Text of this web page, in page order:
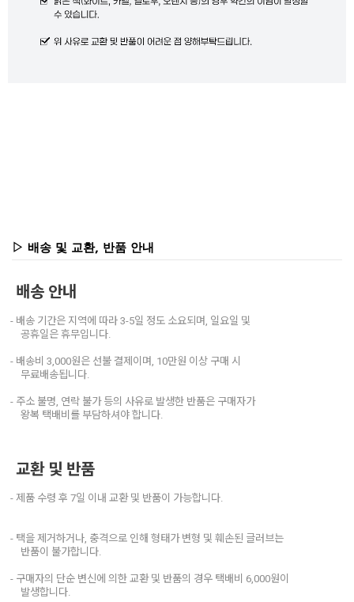
▷ 배송 및 교환, 반품 안내
배송 안내
- 배송 기간은 지역에 따라 3-5일 정도 소요되며, 일요일 및
공휴일은 휴무입니다.
- 배송비 3,000원은 선불 결제이며, 10만원 이상 구매 시
무료배송됩니다.
- 주소 불명, 연락 불가 등의 사유로 발생한 반품은 구매자가
왕복 택배비를 부담하셔야 합니다.
교환 및 반품
- 제품 수령 후 7일 이내 교환 및 반품이 가능합니다.
- 택을 제거하거나, 충격으로 인해 형태가 변형 및 훼손된 글러브는
반품이 불가합니다.
- 구매자의 단순 변신에 의한 교환 및 반품의 경우 택배비 6,000원이
발생합니다.